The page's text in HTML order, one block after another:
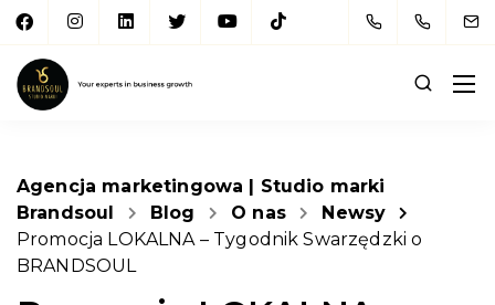
Agencja marketingowa | Studio marki
Brandsoul
Blog O nas
Newsy
Promocja LOKALNA – Tygodnik Swarzędzki o
BRANDSOUL